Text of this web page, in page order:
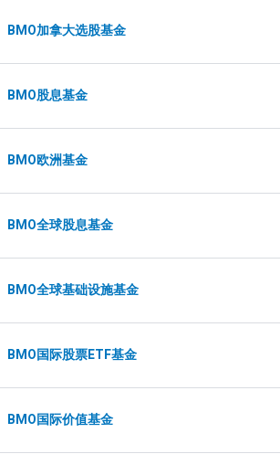
BMO加拿大选股基金
BMO股息基金
BMO欧洲基金
BMO全球股息基金
BMO全球基础设施基金
BMO国际股票ETF基金
BMO国际价值基金